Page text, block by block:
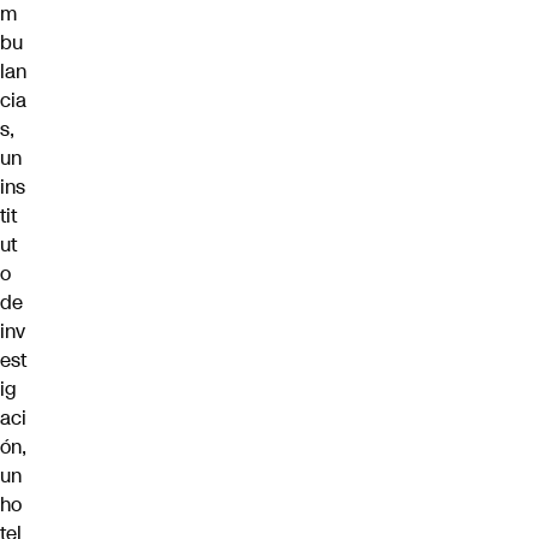
m
bu
lan
cia
s,
un
ins
tit
ut
o
de
inv
est
ig
aci
ón,
un
ho